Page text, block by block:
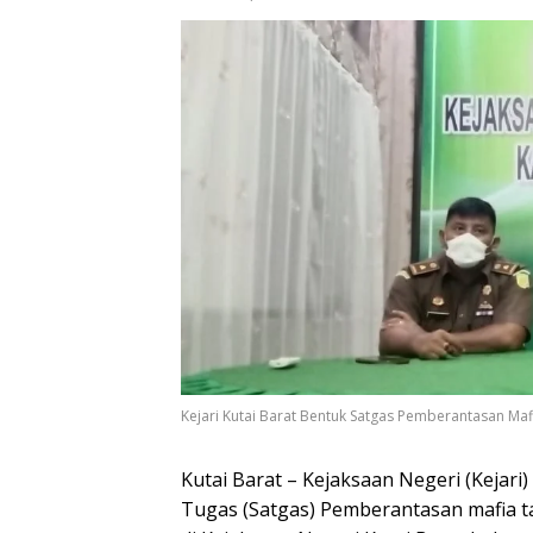
Kejari Kutai Barat Bentuk Satgas Pemberantasan
Kutai Barat – Kejaksaan Negeri
Tugas (Satgas) Pemberantasan mafia